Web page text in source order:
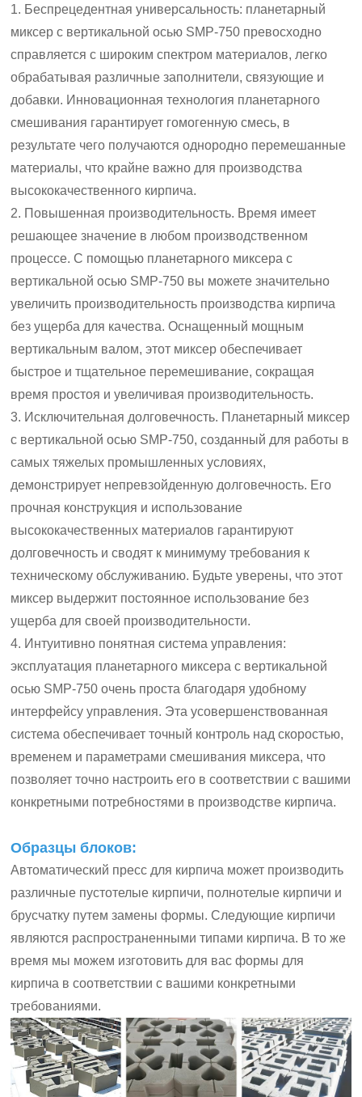
1. Беспрецедентная универсальность: планетарный
миксер с вертикальной осью SMP-750 превосходно
справляется с широким спектром материалов, легко
обрабатывая различные заполнители, связующие и
добавки. Инновационная технология планетарного
смешивания гарантирует гомогенную смесь, в
результате чего получаются однородно перемешанные
материалы, что крайне важно для производства
высококачественного кирпича.
2. Повышенная производительность. Время имеет
решающее значение в любом производственном
процессе. С помощью планетарного миксера с
вертикальной осью SMP-750 вы можете значительно
увеличить производительность производства кирпича
без ущерба для качества. Оснащенный мощным
вертикальным валом, этот миксер обеспечивает
быстрое и тщательное перемешивание, сокращая
время простоя и увеличивая производительность.
3. Исключительная долговечность. Планетарный миксер
с вертикальной осью SMP-750, созданный для работы в
самых тяжелых промышленных условиях,
демонстрирует непревзойденную долговечность. Его
прочная конструкция и использование
высококачественных материалов гарантируют
долговечность и сводят к минимуму требования к
техническому обслуживанию. Будьте уверены, что этот
миксер выдержит постоянное использование без
ущерба для своей производительности.
4. Интуитивно понятная система управления:
эксплуатация планетарного миксера с вертикальной
осью SMP-750 очень проста благодаря удобному
интерфейсу управления. Эта усовершенствованная
система обеспечивает точный контроль над скоростью,
временем и параметрами смешивания миксера, что
позволяет точно настроить его в соответствии с вашими
конкретными потребностями в производстве кирпича.
Образцы блоков:
Автоматический пресс для кирпича может производить
различные пустотелые кирпичи, полнотелые кирпичи и
брусчатку путем замены формы. Следующие кирпичи
являются распространенными типами кирпича. В то же
время мы можем изготовить для вас формы для
кирпича в соответствии с вашими конкретными
требованиями.